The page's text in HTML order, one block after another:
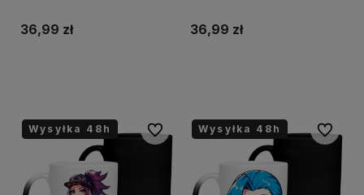
36,99 zł 36,99 zł
Wysyłka 48h
Wysyłka 48h
Wysyłka 48h Do ulubionychWysyłka 48h
Wysyłka 48h
Wysyłka 48h Do